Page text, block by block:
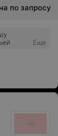
по запросу
Еще